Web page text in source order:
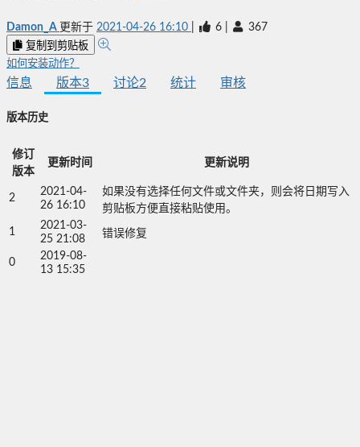
Damon_A 更新于 2021-04-26 16:10 6 367
复制到剪贴板
如何安装动作？
信息 版本3 讨论2 统计 审核
版本历史
修订
版本
更新时间 更新说明
2
2021-04-
26 16:10
如果没有选择任何文件或文件夹，则会将日期写入
剪贴板方便直接粘贴使用。
1
2021-03-
25 21:08
错误修复
0
2019-08-
13 15:35